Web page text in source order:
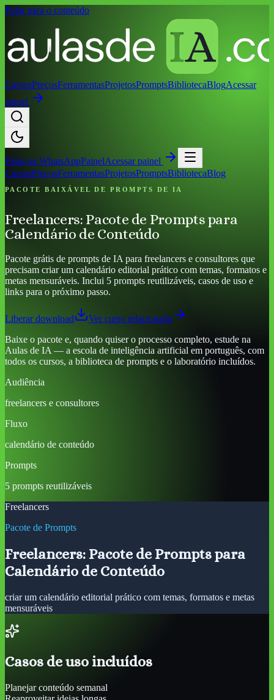
Pular para o conteúdo
CursosPreçosFerramentasProjetosPromptsBibliotecaBlogAcessar
painel
Falar no WhatsAppPainelAcessar painel
CursosPreçosFerramentasProjetosPromptsBibliotecaBlog
PACOTE BAIXÁVEL DE PROMPTS DE IA
Freelancers: Pacote de Prompts para
Calendário de Conteúdo
Pacote grátis de prompts de IA para freelancers e consultores que
precisam criar um calendário editorial prático com temas, formatos e
metas mensuráveis. Inclui 5 prompts reutilizáveis, casos de uso e
links para o próximo passo.
Liberar download
Ver curso relacionado
Baixe o pacote e, quando quiser o processo completo, estude na
Aulas de IA — a escola de inteligência artificial em português, com
todos os cursos, a biblioteca de prompts e o laboratório incluídos.
Audiência
freelancers e consultores
Fluxo
calendário de conteúdo
Prompts
5 prompts reutilizáveis
Freelancers
Pacote de Prompts
Freelancers: Pacote de Prompts para
Calendário de Conteúdo
criar um calendário editorial prático com temas, formatos e metas
mensuráveis
Casos de uso incluídos
Planejar conteúdo semanal